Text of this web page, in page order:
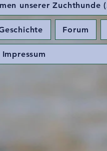
unserer Zuchthunde
Forum
Impressum